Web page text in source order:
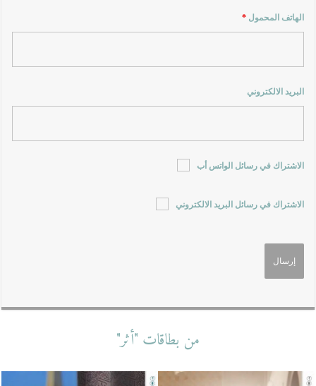
الهاتف المحمول*
البريد الالكتروني
الاشتراك في رسائل الواتس أب
الاشتراك في رسائل البريد الالكتروني
من بطاقات "أثر"